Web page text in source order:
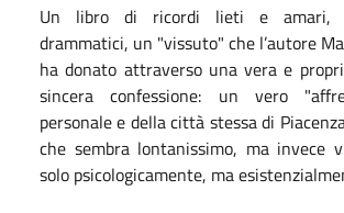
Un libro di ricordi lieti e amari,
drammatici, un "vissuto" che l’autore
ha donato attraverso una vera e
sincera confessione: un vero
personale e della città stessa di
che sembra lontanissimo, ma invece
solo psicologicamente, ma